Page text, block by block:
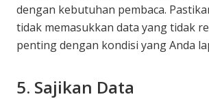
dengan kebutuhan pembaca.
tidak memasukkan data yang tidak
penting dengan kondisi yang Anda
5. Sajikan Data